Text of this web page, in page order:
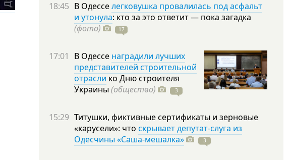
18:45 В Одесселегковушка провалилась под асфальт
и утонула: кто за это ответит — пока загадка
(фото)
17
17:01 В Одессе наградили лучших
представителей строительной
отрасли ко Дню строителя
Украины (общество) 3
15:29 Титушки, фиктивные сертификаты и зерновые
«карусели»: что скрывает депутат-слуга из
Одесчины «Саша-мешалка»
3